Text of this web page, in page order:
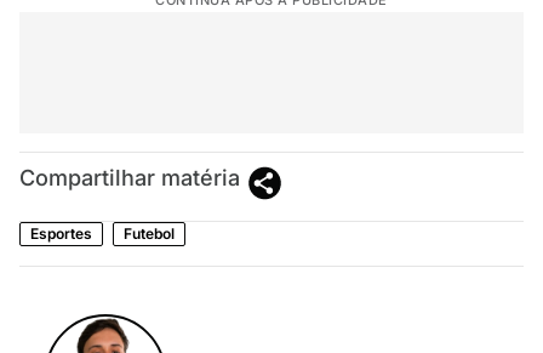
Compartilhar matéria
Esportes Futebol